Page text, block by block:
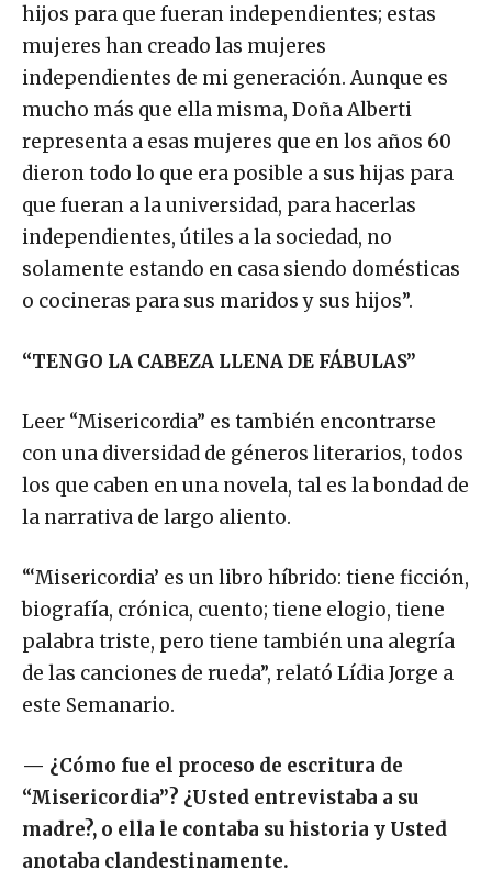
hijos para que fueran independientes; estas
mujeres han creado las mujeres
independientes de mi generación. Aunque es
mucho más que ella misma, Doña Alberti
representa a esas mujeres que en los años 60
dieron todo lo que era posible a sus hijas para
que fueran a la universidad, para hacerlas
independientes, útiles a la sociedad, no
solamente estando en casa siendo domésticas
o cocineras para sus maridos y sus hijos”.
“TENGO LA CABEZA LLENA DE FÁBULAS”
Leer “Misericordia” es también encontrarse
con una diversidad de géneros literarios, todos
los que caben en una novela, tal es la bondad de
la narrativa de largo aliento.
“‘Misericordia’ es un libro híbrido: tiene ficción,
biografía, crónica, cuento; tiene elogio, tiene
palabra triste, pero tiene también una alegría
de las canciones de rueda”, relató Lídia Jorge a
este Semanario.
— ¿Cómo fue el proceso de escritura de
“Misericordia”? ¿Usted entrevistaba a su
madre?, o ella le contaba su historia y Usted
anotaba clandestinamente.